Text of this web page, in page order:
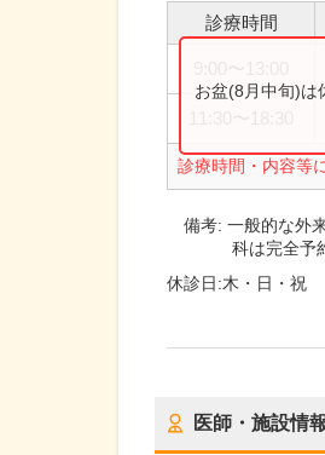
診療時間
診療時間・内容等
お盆(8月中旬)は
備考:一般的な外
科は完全予
休診日:木・日・祝
医師・施設情